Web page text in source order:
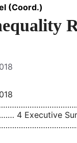
4 Executive
(Coord.)